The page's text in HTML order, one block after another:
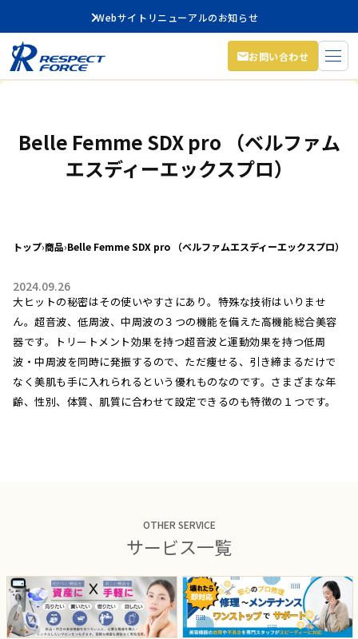
Webサイトリニューアルのお知らせ
お問い合わせ
Belle Femme SDX pro （ベルファム
エスディーエックスプロ）
トップ›商品›Belle Femme SDX pro （ベルファムエスディーエックスプロ）
2024.09.26
大ヒットの秘密はその使いやすさにあり。特殊な技術はいりませ
ん。超音波、低周波、中周波の３つの機能を備えた高機能総合美容
器です。トリートメント効果を持つ超音波と運動効果を持つ低周
波・中周波を同時に発振するので、ただ痩せる、引き締まるだけで
なく美肌も手に入れられるという優れものなのです。さまざまな年
齢、性別、体質、肌質に合わせて設定できるのも特徴の１つです。
OTHER SERVICE
サービス一覧